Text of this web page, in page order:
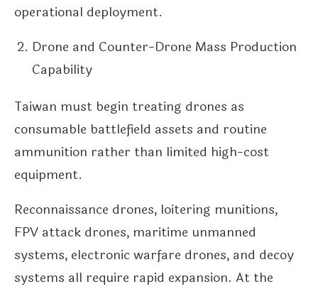
operational deployment.
Drone and Counter-Drone Mass Production
Capability
Taiwan must begin treating drones as
consumable battlefield assets and routine
ammunition rather than limited high-cost
equipment.
Reconnaissance drones, loitering munitions,
FPV attack drones, maritime unmanned
systems, electronic warfare drones, and decoy
systems all require rapid expansion. At the